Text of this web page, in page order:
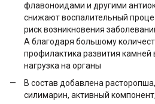
флавоноидами и другими
снижают воспалительный
риск возникновения
А благодаря большому
профилактика развития камней
нагрузка на органы
В состав добавлена
силимарин, активный